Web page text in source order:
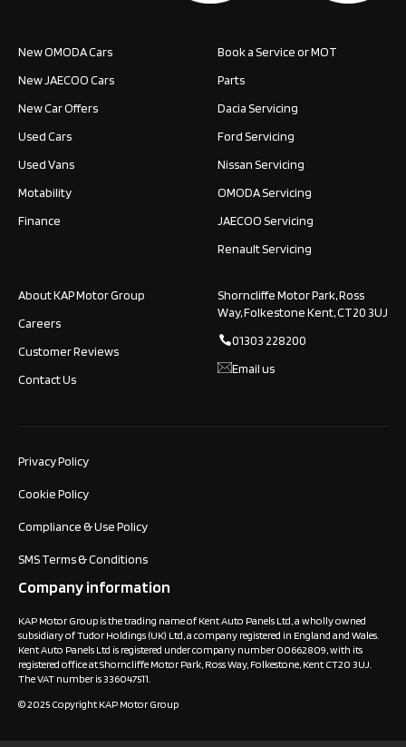
New OMODA Cars
New JAECOO Cars
New Car Offers
Used Cars
Used Vans
Motability
Finance
Book a Service or MOT
Parts
Dacia Servicing
Ford Servicing
Nissan Servicing
OMODA Servicing
JAECOO Servicing
Renault Servicing
About KAP Motor Group
Careers
Customer Reviews
Contact Us
Shorncliffe Motor Park, Ross
Way, Folkestone Kent, CT20 3UJ
01303 228200
Email us
Privacy Policy
Cookie Policy
Compliance & Use Policy
SMS Terms & Conditions
Company information
KAP Motor Group is the trading name of Kent Auto Panels Ltd, a wholly owned
subsidiary of Tudor Holdings (UK) Ltd, a company registered in England and Wales.
Kent Auto Panels Ltd is registered under company number 00662809, with its
registered office at Shorncliffe Motor Park, Ross Way, Folkestone, Kent CT20 3UJ.
The VAT number is 336047511.
© 2025 Copyright KAP Motor Group